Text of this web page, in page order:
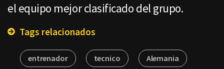
el equipo mejor clasificado del grupo.
Tags relacionados
entrenador tecnico Alemania